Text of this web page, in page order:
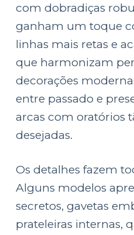
com dobradiças
ganham um toque
linhas mais retas e
que harmonizam
decorações
entre passado e
arcas com oratórios
desejadas.
Os detalhes fazem
Alguns modelos
secretos, gavetas
prateleiras internas,